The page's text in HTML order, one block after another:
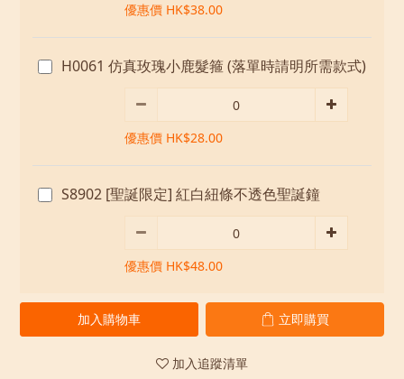
優惠價 HK$38.00
H0061 仿真玫瑰小鹿髮箍 (落單時請明所需款式)
優惠價 HK$28.00
S8902 [聖誕限定] 紅白紐條不透色聖誕鐘
優惠價 HK$48.00
加入購物車 立即購買
加入追蹤清單